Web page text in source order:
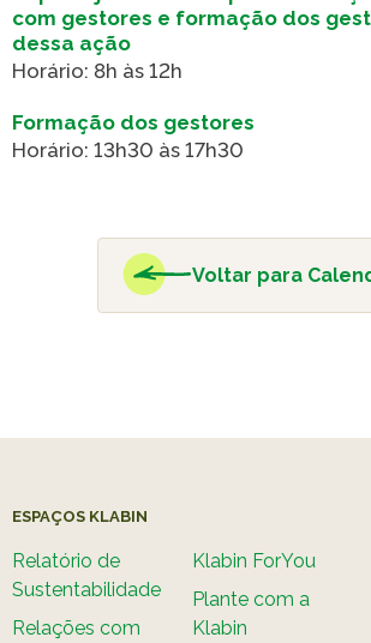
com gestores e formação dos
dessa ação
Horário: 8h às 12h
Formação dos gestores
Horário: 13h30 às 17h30
Voltar para
ESPAÇOS KLABIN
Relatório de
Sustentabilidade
Relações com
Klabin ForYou
Plante com a
Klabin